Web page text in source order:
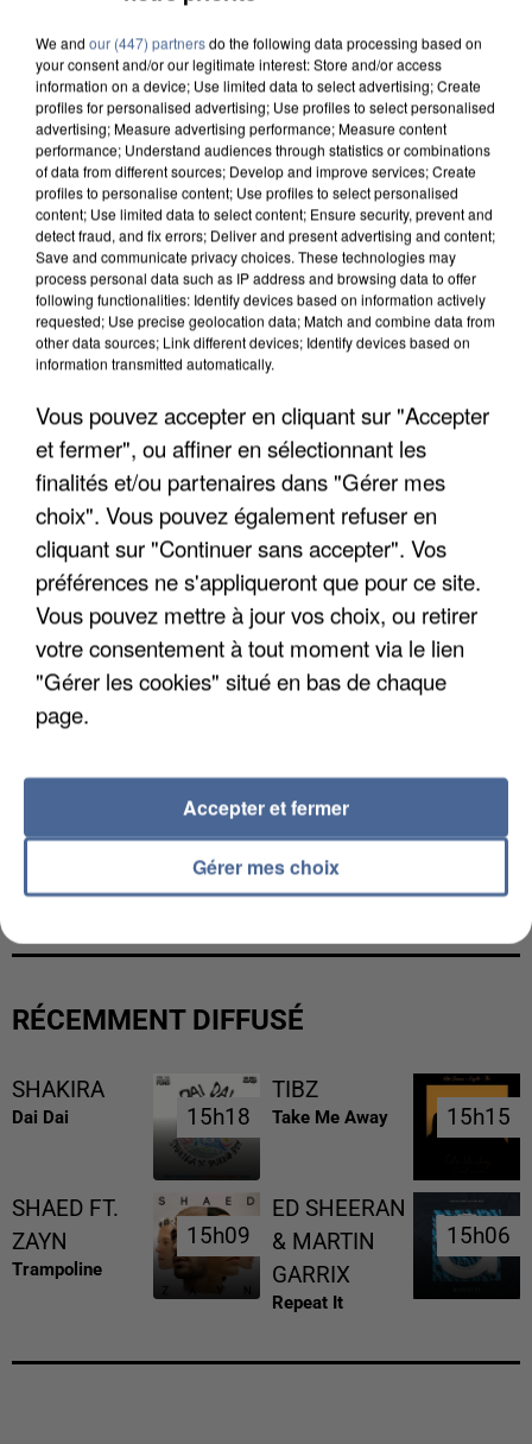
LES DONNÉES DE 300 000 CLIENTS DÉROBÉES À
INTERMARCHÉ APRÈS UNE...
LES FRANÇAIS, FANS DE LA FLEMME
RÉCEMMENT DIFFUSÉ
SHAKIRA
Dai Dai 15h18
15h18
TIBZ
Take Me Away 15h15
15h15
SHAED FT.
ZAYN
Trampoline
15h09
15h09
ED SHEERAN
& MARTIN
GARRIX
Repeat It
15h06
15h06
We and our (447) partnersdo the following data processing based on
your consent and/or our legitimate interest: Store and/or access
information on a device; Use limited data to select advertising; Create
profiles for personalised advertising; Use profiles to select personalised
advertising; Measure advertising performance; Measure content
performance; Understand audiences through statistics or combinations
of data from different sources; Develop and improve services; Create
profiles to personalise content; Use profiles to select personalised
content; Use limited data to select content; Ensure security, prevent and
detect fraud, and fix errors; Deliver and present advertising and content;
Save and communicate privacy choices. These technologies may
process personal data such as IP address and browsing data to offer
following functionalities: Identify devices based on information actively
requested; Use precise geolocation data; Match and combine data from
other data sources; Link different devices; Identify devices based on
information transmitted automatically.
Vous pouvez accepter en cliquant sur "Accepter
et fermer", ou affiner en sélectionnant les
finalités et/ou partenaires dans "Gérer mes
choix". Vous pouvez également refuser en
cliquant sur "Continuer sans accepter". Vos
préférences ne s'appliqueront que pour ce site.
Vous pouvez mettre à jour vos choix, ou retirer
votre consentement à tout moment via le lien
"Gérer les cookies" situé en bas de chaque
page.
Gérer mes choix
Accepter et fermer